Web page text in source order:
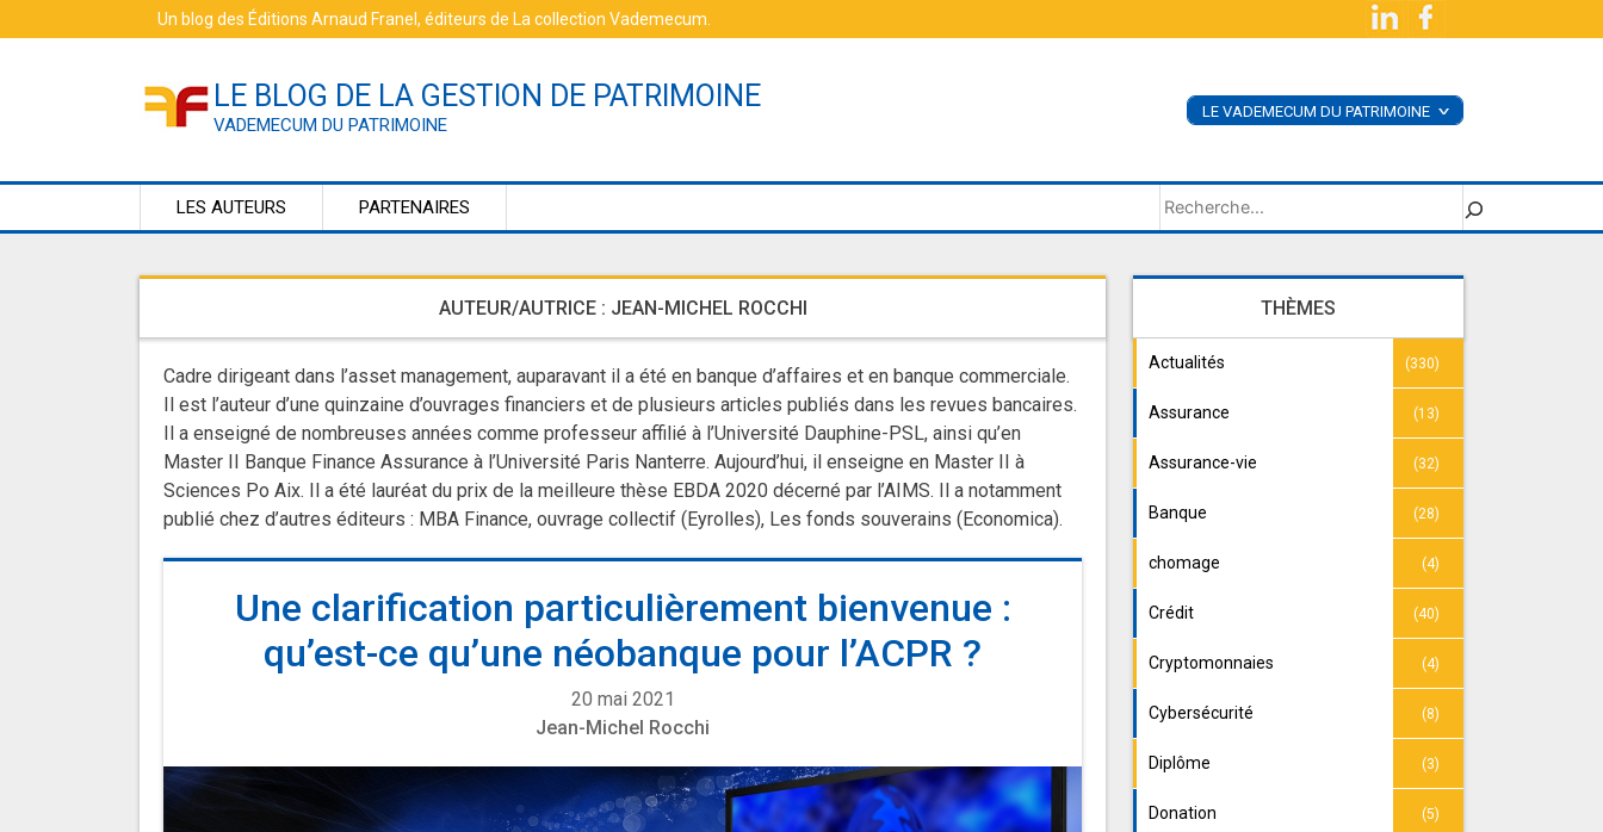
to
Un blog des Éditions Arnaud Franel, éditeurs de La collection Vademecum
LE BLOG DE LA GESTION DE PATRIMOINE
VADEMECUM DU PATRIMOINE
LE VADEMECUM DU PATRIMOINE <
LES AUTEURS PARTENAIRES Rechercher
AUTEUR/AUTRICE : JEAN-MICHEL ROCCHI
Cadre dirigeant dans l’asset management, auparavant il a été en banque d’affaires et en banque commerciale.
Il est l’auteur d’une quinzaine d’ouvrages financiers et de plusieurs articles publiés dans les revues bancaires.
Il a enseigné de nombreuses années comme professeur affilié à l’Université Dauphine-PSL, ainsi qu’en
Master II Banque Finance Assurance à l’Université Paris Nanterre. Aujourd’hui, il enseigne en Master II à
Sciences Po Aix. Il a été lauréat du prix de la meilleure thèse EBDA 2020 décerné par l’AIMS. Il a notamment
publié chez d’autres éditeurs : MBA Finance, ouvrage collectif (Eyrolles), Les fonds souverains (Economica).
Une clarification particulièrement bienvenue :
qu’est-ce qu’une néobanque pour l’ACPR ?
20 mai 2021
Jean-Michel Rocchi
THÈMES
Actualités (330)
Assurance (13)
Assurance-vie (32)
Banque (28)
chomage (4)
Crédit (40)
Cryptomonnaies (4)
Cybersécurité (8)
Diplôme (3)
Donation (5)